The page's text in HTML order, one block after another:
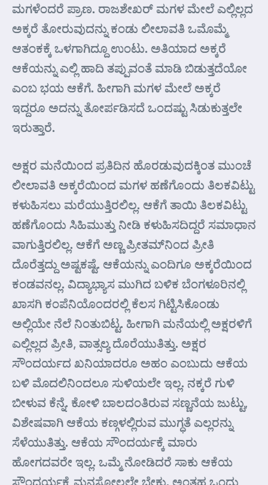
ಮಗಳೆಂದರೆ ಪ್ರಾಣ. ರಾಜಶೇಖರ್ ಮಗಳ ಮೇಲೆ ಎಲ್ಲಿಲ್ಲದ
ಅಕ್ಕರೆ ತೋರುವುದನ್ನು ಕಂಡು ಲೀಲಾವತಿ ಒಮೊಮ್ಮೆ
ಆತಂಕಕ್ಕೆ ಒಳಗಾಗಿದ್ದೂ ಉಂಟು. ಅತಿಯಾದ ಅಕ್ಕರೆ
ಆಕೆಯನ್ನು ಎಲ್ಲಿ ಹಾದಿ ತಪ್ಪುವಂತೆ ಮಾಡಿ ಬಿಡುತ್ತದೆಯೋ
ಎಂಬ ಭಯ ಆಕೆಗೆ. ಹೀಗಾಗಿ ಮಗಳ ಮೇಲೆ ಅಕ್ಕರೆ
ಇದ್ದರೂ ಅದನ್ನು ತೋರ್ಪಡಿಸದೆ ಒಂದಷ್ಟು ಸಿಡುಕುತ್ತಲೇ
ಇರುತ್ತಾರೆ.
ಅಕ್ಷರ ಮನೆಯಿಂದ ಪ್ರತಿದಿನ ಹೊರಡುವುದಕ್ಕಿಂತ ಮುಂಚೆ
ಲೀಲಾವತಿ ಅಕ್ಕರೆಯಿಂದ ಮಗಳ ಹಣೆಗೊಂದು ತಿಲಕವಿಟ್ಟು
ಕಳುಹಿಸಲು ಮರೆಯುತ್ತಿರಲಿಲ್ಲ. ಆಕೆಗೆ ತಾಯಿ ತಿಲಕವಿಟ್ಟು
ಹಣೆಗೊಂದು ಸಿಹಿಮುತ್ತು ನೀಡಿ ಕಳುಹಿಸದಿದ್ದರೆ ಸಮಾಧಾನ
ವಾಗುತ್ತಿರಲಿಲ್ಲ. ಆಕೆಗೆ ಅಣ್ಣ ಪ್ರೀತಮ್‌ನಿಂದ ಪ್ರೀತಿ
ದೊರೆತ್ತದ್ದು ಅಷ್ಟಕಷ್ಟೆ. ಆಕೆಯನ್ನು ಎಂದಿಗೂ ಅಕ್ಕರೆಯಿಂದ
ಕಂಡವನಲ್ಲ. ವಿದ್ಯಾಭ್ಯಾಸ ಮುಗಿದ ಬಳಿಕ ಬೆಂಗಳೂರಿನಲ್ಲಿ
ಖಾಸಗಿ ಕಂಪೆನಿಯೊಂದರಲ್ಲಿ ಕೆಲಸ ಗಿಟ್ಟಿಸಿಕೊಂಡು
ಅಲ್ಲಿಯೇ ನೆಲೆ ನಿಂತುಬಿಟ್ಟ. ಹೀಗಾಗಿ ಮನೆಯಲ್ಲಿ ಅಕ್ಷರಳಿಗೆ
ಎಲ್ಲಿಲ್ಲದ ಪ್ರೀತಿ, ವಾತ್ಸಲ್ಯ ದೊರೆಯುತಿತ್ತು. ಅಕ್ಷರ
ಸೌಂದರ್ಯದ ಖನಿಯಾದರೂ ಅಹಂ ಎಂಬುದು ಆಕೆಯ
ಬಳಿ ಮೊದಲಿನಿಂದಲೂ ಸುಳಿಯಲೇ ಇಲ್ಲ. ನಕ್ಕರೆ ಗುಳಿ
ಬೀಳುವ ಕೆನ್ನೆ. ಕೋಳಿ ಬಾಲದಂತಿರುವ ಸಣ್ಣನೆಯ ಜುಟ್ಟು,
ವಿಶೇಷವಾಗಿ ಆಕೆಯ ಕಣ್ಗಳಲ್ಲಿರುವ ಮುಗ್ಧತೆ ಎಲ್ಲರನ್ನು
ಸೆಳೆಯುತಿತ್ತು. ಆಕೆಯ ಸೌಂದರ್ಯಕ್ಕೆ ಮಾರು
ಹೋಗದವರೇ ಇಲ್ಲ. ಒಮ್ಮೆ ನೋಡಿದರೆ ಸಾಕು ಆಕೆಯ
ಸೌಂದರ್ಯಕ್ಕೆ ಮನಸೋಲಲೇ ಬೇಕು. ಅಂತಹ ಒಂದು